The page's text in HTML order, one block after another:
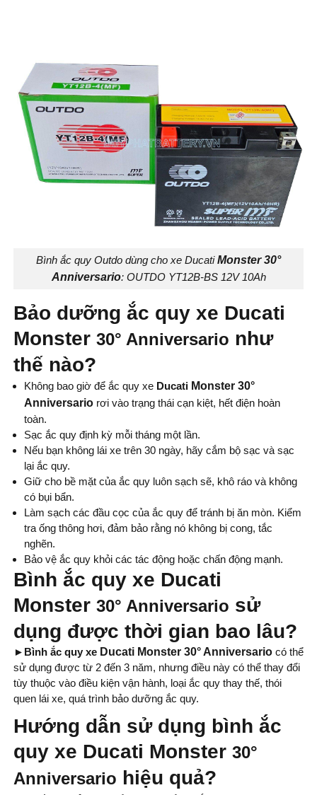
Bình ắc quy Outdo dùng cho xe DucatiMonster 30°
Anniversario: OUTDO YT12B-BS 12V 10Ah
Bảo dưỡng ắc quy xe Ducati
Monster 30° Anniversario như
thế nào?
Không bao giờ để ắc quy xe Ducati Monster 30°
Anniversario rơi vào trạng thái cạn kiệt, hết điện hoàn
toàn.
Sạc ắc quy định kỳ mỗi tháng một lần.
Nếu bạn không lái xe trên 30 ngày, hãy cắm bộ sạc và sạc
lại ắc quy.
Giữ cho bề mặt của ắc quy luôn sạch sẽ, khô ráo và không
có bụi bẩn.
Làm sạch các đầu cọc của ắc quy để tránh bị ăn mòn. Kiểm
tra ống thông hơi, đảm bảo rằng nó không bị cong, tắc
nghẽn.
Bảo vệ ắc quy khỏi các tác động hoặc chấn động mạnh.
Bình ắc quy xe Ducati
Monster 30° Anniversario sử
dụng được thời gian bao lâu?
► Bình ắc quy xe Ducati Monster 30° Anniversario có thể
sử dụng được từ 2 đến 3 năm, nhưng điều này có thể thay đổi
tùy thuộc vào điều kiện vận hành, loại ắc quy thay thế, thói
quen lái xe, quá trình bảo dưỡng ắc quy.
Hướng dẫn sử dụng bình ắc
quy xe Ducati Monster 30°
Anniversario hiệu quả?